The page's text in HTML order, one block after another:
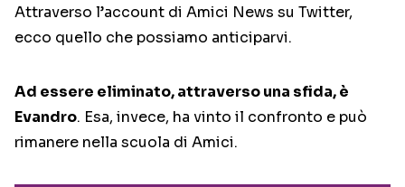
Attraverso l’account di Amici News su Twitter,
ecco quello che possiamo anticiparvi.
Ad essere eliminato, attraverso una sfida, è
Evandro. Esa, invece, ha vinto il confronto e può
rimanere nella scuola di Amici.